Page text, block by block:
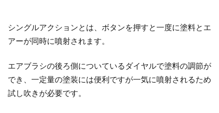
シングルアクションとは、ボタンを押すと一度に塗料とエ
アーが同時に噴射されます。
エアブラシの後ろ側についているダイヤルで塗料の調節が
でき、一定量の塗装には便利ですが一気に噴射されるため
試し吹きが必要です。